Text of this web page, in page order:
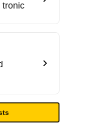
tronic